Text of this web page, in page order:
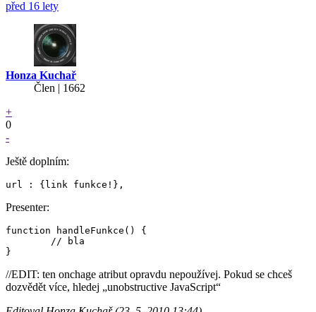
před 16 lety
Honza Kuchař
Člen | 1662
+
0
-
Ještě doplním:
Presenter:
function handleFunkce() {
//EDIT: ten onchage atribut opravdu nepoužívej. Pokud se chceš
dozvědět více, hledej „unobstructive JavaScript“